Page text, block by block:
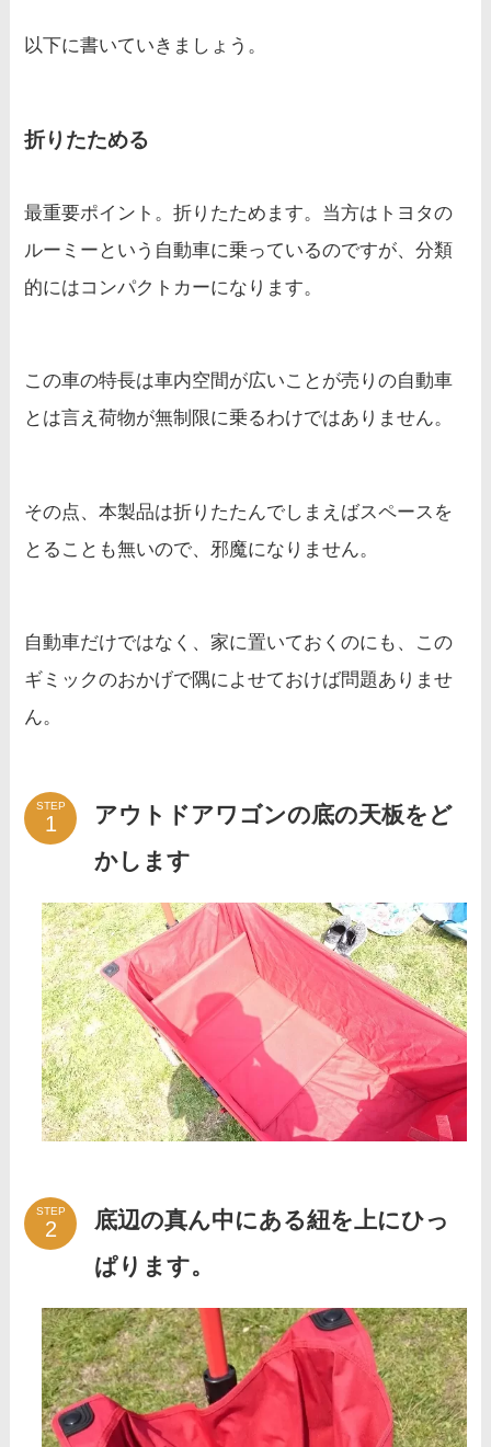
以下に書いていきましょう。
折りたためる
最重要ポイント。折りたためます。当方はトヨタの
ルーミーという自動車に乗っているのですが、分類
的にはコンパクトカーになります。
この車の特長は車内空間が広いことが売りの自動車
とは言え荷物が無制限に乗るわけではありません。
その点、本製品は折りたたんでしまえばスペースを
とることも無いので、邪魔になりません。
自動車だけではなく、家に置いておくのにも、この
ギミックのおかげで隅によせておけば問題ありませ
ん。
STEP
アウトドアワゴンの底の天板をど
かします
STEP
底辺の真ん中にある紐を上にひっ
ぱります。